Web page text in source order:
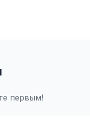
первым!